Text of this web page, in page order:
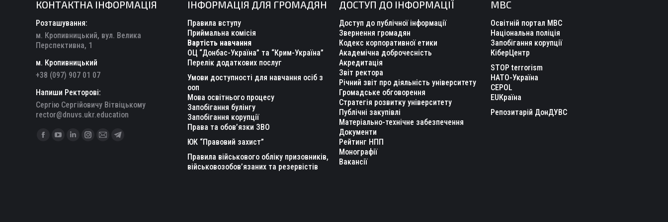
КОНТАКТНА ІНФОРМАЦІЯ
Розташування:
м. Кропивницький, вул. Велика
Перспективна, 1
м. Кропивницький
+38 (097) 907 01 07
Напиши Ректорові:
Сергію Сергійовичу Вітвіцькому
rector@dnuvs.ukr.education
Find us on:
Facebook
YouTubeLinkedinInstagram
Mail
Telegram
ІНФОРМАЦІЯ ДЛЯ ГРОМАДЯН
Правила вступу
Приймальна комісія
Вартість навчання
ОЦ “Донбас-Україна” та “Крим-Україна”
Перелік додаткових послуг
Умови доступності для навчання осіб з
ооп
Мова освітнього процесу
Запобігання булінгу
Запобігання корупції
Права та обов’язки ЗВО
ЮК “Правовий захист”
Правила військового обліку призовників,
військовозобов’язаних та резервістів
ДОСТУП ДО ІНФОРМАЦІЇ
Доступ до публічної інформації
Звернення громадян
Кодекс корпоративної етики
Академічна доброчесність
Акредитація
Звіт ректора
Річний звіт про діяльність університету
Громадське обговорення
Стратегія розвитку університету
Публічні закупівлі
Матеріально-технічне забезпечення
Документи
Рейтинг НПП
Монографії
Вакансії
МВС
Освітній портал МВС
Національна поліція
Запобігання корупції
КіберЦентр
STOP terrorism
НАТО-Україна
CEPOL
EUКраїна
Репозитарій ДонДУВС